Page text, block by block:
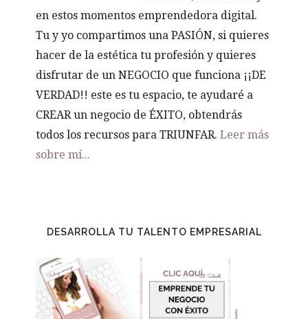
en estos momentos emprendedora digital.
Tu y yo compartimos una PASIÓN, si quieres
hacer de la estética tu profesión y quieres
disfrutar de un NEGOCIO que funciona ¡¡DE
VERDAD!! este es tu espacio, te ayudaré a
CREAR un negocio de ÉXITO, obtendrás
todos los recursos para TRIUNFAR.Leer más
sobre mí...
DESARROLLA TU TALENTO EMPRESARIAL